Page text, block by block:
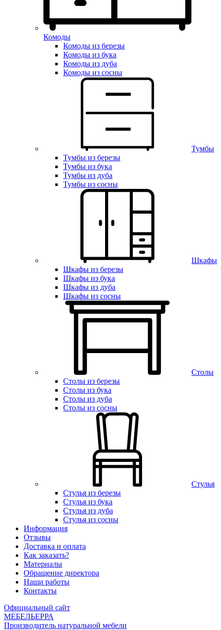
Комоды
Комоды из березы
Комоды из бука
Комоды из дуба
Комоды из сосны
Тумбы
Тумбы из березы
Тумбы из бука
Тумбы из дуба
Тумбы из сосны
Шкафы
Шкафы из березы
Шкафы из бука
Шкафы из дуба
Шкафы из сосны
Столы
Столы из березы
Столы из бука
Столы из дуба
Столы из сосны
Стулья
Стулья из березы
Стулья из бука
Стулья из дуба
Стулья из сосны
Информация
Отзывы
Доставка и оплата
Как заказать?
Материалы
Обращение директора
Наши работы
Контакты
Официальный сайт
МЕБЕЛЬЕРРА
Производитель натуральной мебели